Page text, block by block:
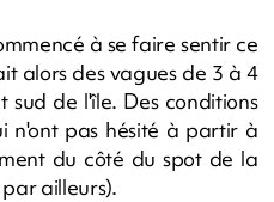
à se faire sentir ce
alors des vagues de 3 à 4
sud de l'île. Des conditions
n'ont pas hésité à partir à
du côté du spot de la
ailleurs).